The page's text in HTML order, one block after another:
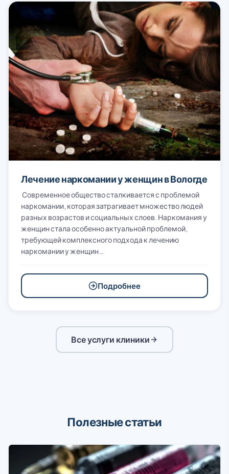
Лечение наркомании у женщин в Вологде
Современное общество сталкивается с проблемой
наркомании, которая затрагивает множество людей
разных возрастов и социальных слоев. Наркомания у
женщин стала особенно актуальной проблемой,
требующей комплексного подхода к лечению
наркомании у женщин…
Подробнее
Все услуги клиники
Полезные статьи